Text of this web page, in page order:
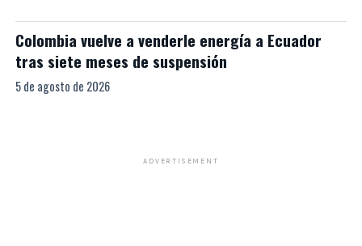
Colombia vuelve a venderle energía a Ecuador
tras siete meses de suspensión
5 de agosto de 2026
ADVERTISEMENT